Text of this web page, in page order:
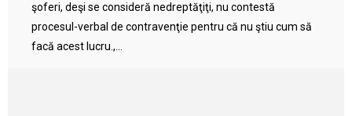
şoferi, deşi se consideră nedreptăţiţi, nu contestă
procesul-verbal de contravenţie pentru că nu ştiu cum să
facă acest lucru.,...